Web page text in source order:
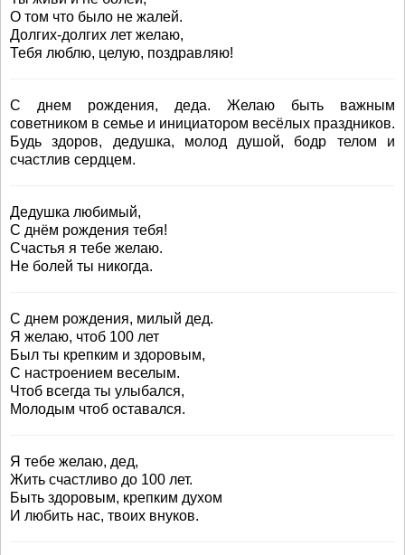
О том что было не жалей.
Долгих-долгих лет желаю,
Тебя люблю, целую, поздравляю!
С днем рождения, деда. Желаю быть важным
советником в семье и инициатором весёлых праздников.
Будь здоров, дедушка, молод душой, бодр телом и
счастлив сердцем.
Дедушка любимый,
С днём рождения тебя!
Счастья я тебе желаю.
Не болей ты никогда.
С днем рождения, милый дед.
Я желаю, чтоб 100 лет
Был ты крепким и здоровым,
С настроением веселым.
Чтоб всегда ты улыбался,
Молодым чтоб оставался.
Я тебе желаю, дед,
Жить счастливо до 100 лет.
Быть здоровым, крепким духом
И любить нас, твоих внуков.